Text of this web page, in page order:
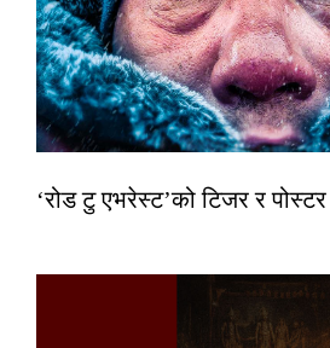
‘रोड टु एभरेस्ट’को टिजर र